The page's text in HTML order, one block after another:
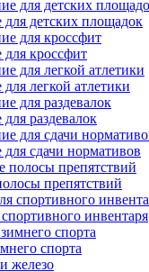
детских площадок
кроссфит
легкой атлетики
раздевалок
сдачи нормативов
препятствий
инвентаря
спорта